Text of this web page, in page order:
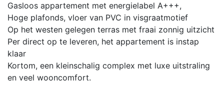
Gasloos appartement met energielabel A+++,
Hoge plafonds, vloer van PVC in visgraatmotief
Op het westen gelegen terras met fraai zonnig uitzicht
Per direct op te leveren, het appartement is instap
klaar
Kortom, een kleinschalig complex met luxe uitstraling
en veel wooncomfort.